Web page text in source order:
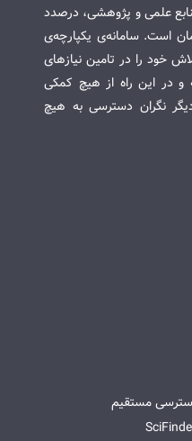
علمی و پژوهشی، درصدد
است. سامانه‌ی یکپارچه‌ی
خود را در تامین نیازهای
در این راه از هیچ کمکی
دیگر نگران دسترسی به هیچ
دسترسی مستقیم